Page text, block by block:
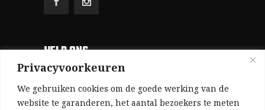
Privacyvoorkeuren
We gebruiken cookies om de goede werking van de
website te garanderen, het aantal bezoekers te meten
HELP ONS
Aangezien we volledig zelf gefinancierd zijn
(zonder subsidies, zonder commerciële